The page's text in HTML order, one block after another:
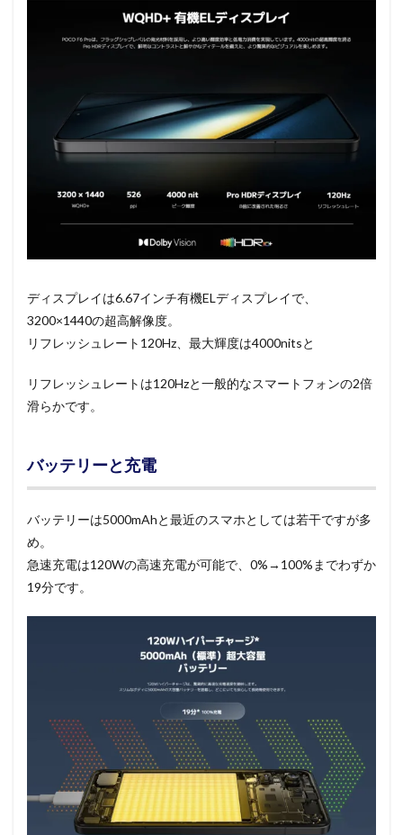
ディスプレイは6.67インチ有機ELディスプレイで、
3200×1440の超高解像度。
リフレッシュレート120Hz、最大輝度は4000nitsと
リフレッシュレートは120Hzと一般的なスマートフォンの2倍
滑らかです。
バッテリーと充電
バッテリーは5000mAhと最近のスマホとしては若干ですが多
め。
急速充電は120Wの高速充電が可能で、0%→100%までわずか
19分です。